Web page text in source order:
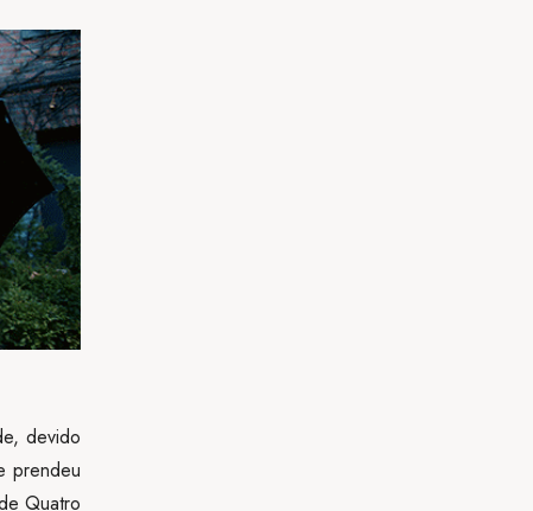
devido
prendeu
Quatro